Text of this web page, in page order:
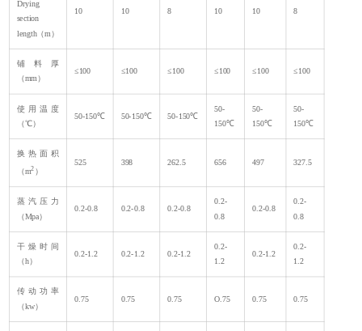
Drying
section
length（m）
10 10 8 10 10 8
铺料厚
（mm）
≤100 ≤100 ≤100 ≤100 ≤100 ≤100
使用温度
（℃）
50-150℃ 50-150℃ 50-150℃
50-
150℃
50-
150℃
50-
150℃
换热面积
（m2 ）
525 398 262.5 656 497 327.5
蒸汽压力
（Mpa）
0.2-0.8 0.2-0.8 0.2-0.8
0.2-
0.8
0.2-0.8
0.2-
0.8
干燥时间
（h）
0.2-1.2 0.2-1.2 0.2-1.2
0.2-
1.2
0.2-1.2
0.2-
1.2
传动功率
（kw）
0.75 0.75 0.75 O.75 0.75 0.75